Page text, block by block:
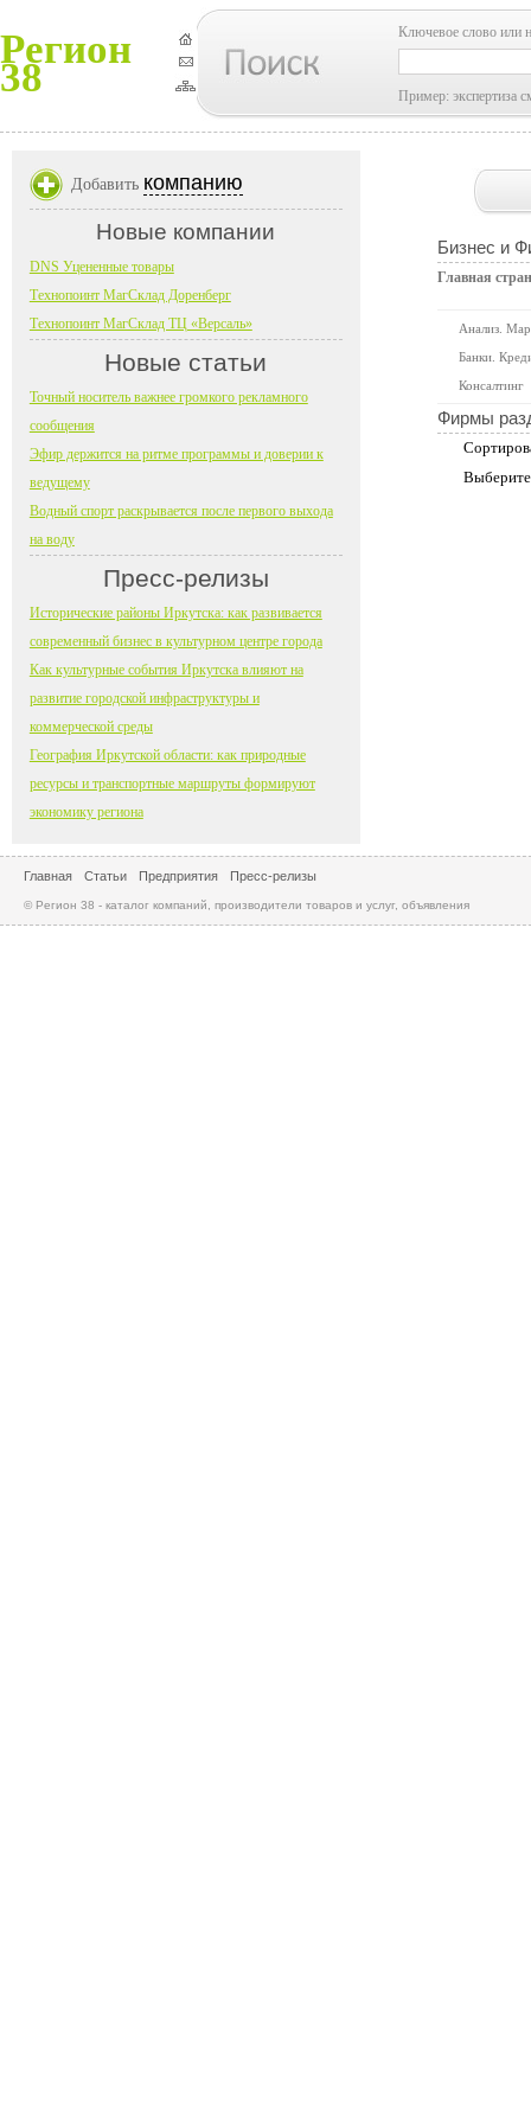
Регион
38
Ключевое слово или
Пример: экспертиза
Бизнес и
Главная
Анализ.
Банки.
Консалтинг
Фирмы
Добавить компанию
Новые компании
DNS Уцененные товары
Технопоинт МагСклад Доренберг
Технопоинт МагСклад ТЦ «Версаль»
Новые статьи
Точный носитель важнее громкого рекламного
сообщения
Эфир держится на ритме программы и доверии к
ведущему
Водный спорт раскрывается после первого выхода
на воду
Пресс-релизы
Исторические районы Иркутска: как развивается
современный бизнес в культурном центре города
Как культурные события Иркутска влияют на
развитие городской инфраструктуры и
коммерческой среды
География Иркутской области: как природные
ресурсы и транспортные маршруты формируют
экономику региона
Главная Статьи Предприятия Пресс-релизы
© Регион 38 - каталог компаний, производители товаров и услуг, объявления